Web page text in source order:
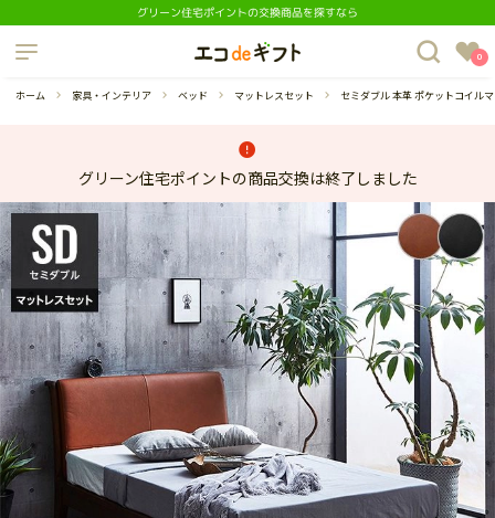
グリーン住宅ポイントの交換商品を探すなら
制度について
よくあるご質問 0
ダイニングセット
ホーム 家具・インテリア ベッド マットレスセット セミダブル 本革 ポケットコイル
グリーン住宅ポイントの商品交換は終了しました